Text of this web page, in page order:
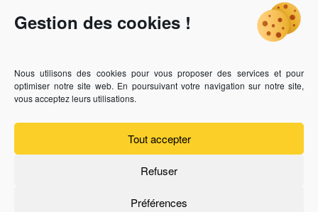
Gestion des cookies !
Nous utilisons des cookies pour vous proposer des services et pour
optimiser notre site web. En poursuivant votre navigation sur notre site,
vous acceptez leurs utilisations.
Tout accepter
Refuser
Préférences
Vous recherchez un revendeur des bijoux Thabora ?Cliquez-
ici
Vous êtes bijoutier professionnel et vous souhaitez devenir